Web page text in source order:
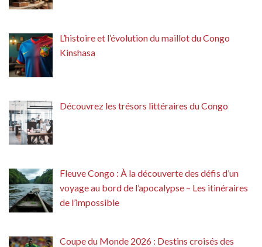
L’histoire et l’évolution du maillot du Congo
Kinshasa
Découvrez les trésors littéraires du Congo
Fleuve Congo : À la découverte des défis d’un
voyage au bord de l’apocalypse – Les itinéraires
de l’impossible
Coupe du Monde 2026 : Destins croisés des